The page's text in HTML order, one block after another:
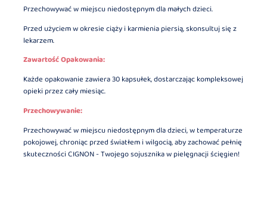
Przechowywać w miejscu niedostępnym dla małych dzieci.
Przed użyciem w okresie ciąży i karmienia piersią, skonsultuj się z
lekarzem.
Zawartość Opakowania:
Każde opakowanie zawiera 30 kapsułek, dostarczając kompleksowej
opieki przez cały miesiąc.
Przechowywanie:
Przechowywać w miejscu niedostępnym dla dzieci, w temperaturze
pokojowej, chroniąc przed światłem i wilgocią, aby zachować pełnię
skuteczności CIGNON - Twojego sojusznika w pielęgnacji ścięgien!